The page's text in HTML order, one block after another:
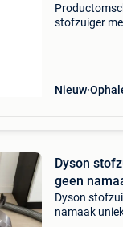
stofzuiger
Nieuw
Dyson
geen
Dyson
namaak